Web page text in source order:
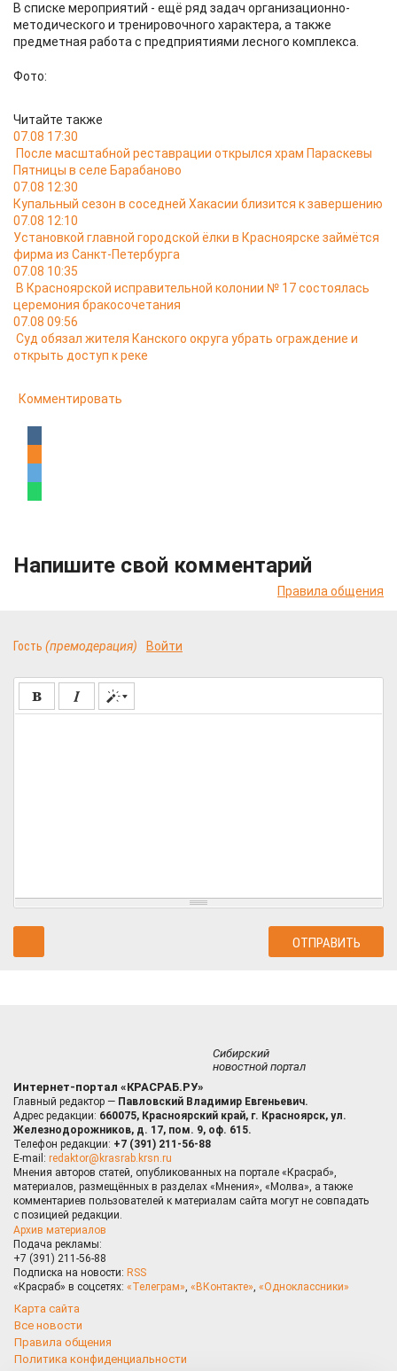
В списке мероприятий - ещё ряд задач организационно-
методического и тренировочного характера, а также
предметная работа с предприятиями лесного комплекса.
Фото:
Читайте также
07.08 17:30
После масштабной реставрации открылся храм Параскевы
Пятницы в селе Барабаново
07.08 12:30
Купальный сезон в соседней Хакасии близится к завершению
07.08 12:10
Установкой главной городской ёлки в Красноярске займётся
фирма из Санкт-Петербурга
07.08 10:35
В Красноярской исправительной колонии № 17 состоялась
церемония бракосочетания
07.08 09:56
Суд обязал жителя Канского округа убрать ограждение и
открыть доступ к реке
Комментировать
Напишите свой комментарий
Правила общения
Гость (премодерация) Войти
Сибирский
новостной портал
Интернет-портал «КРАСРАБ.РУ»
Главный редактор — Павловский Владимир Евгеньевич.
Адрес редакции: 660075, Красноярский край, г. Красноярск, ул.
Железнодорожников, д. 17, пом. 9, оф. 615.
Телефон редакции: +7 (391) 211-56-88
E-mail: redaktor@krasrab.krsn.ru
Мнения авторов статей, опубликованных на портале «Красраб»,
материалов, размещённых в разделах «Мнения», «Молва», а также
комментариев пользователей к материалам сайта могут не совпадать
с позицией редакции.
Архив материалов
Подача рекламы:
+7 (391) 211-56-88
Подписка на новости: RSS
«Красраб» в соцсетях: «Телеграм», «ВКонтакте», «Одноклассники»
Карта сайта
Все новости
Правила общения
Политика конфиденциальности